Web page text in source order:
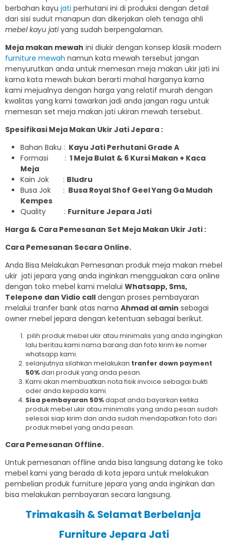
berbahan kayu jati perhutani ini di produksi dengan detail
dari sisi sudut manapun dan dikerjakan oleh tenaga ahli
mebel kayu jatiyang sudah berpengalaman.
Meja makan mewah ini diukir dengan konsep klasik modern
furniture mewah namun kata mewah tersebut jangan
menyurutkan anda untuk memesan meja makan ukir jati ini
karna kata mewah bukan berarti mahal harganya karna
kami mejualnya dengan harga yang relatif murah dengan
kwalitas yang kami tawarkan jadi anda jangan ragu untuk
memesan set meja makan jati ukiran mewah tersebut.
Spesifikasi Meja Makan Ukir Jati Jepara :
Bahan Baku : Kayu Jati Perhutani Grade A
Formasi : 1 Meja Bulat & 6 Kursi Makan + Kaca
Meja
Kain Jok : Bludru
Busa Jok : Busa Royal Shof Geel Yang Ga Mudah
Kempes
Quality : Furniture Jepara Jati
Harga & Cara Pemesanan Set Meja Makan Ukir Jati :
Cara Pemesanan Secara Online.
Anda Bisa Melakukan Pemesanan produk meja makan mebel
ukir jati jepara yang anda inginkan mengguakan cara online
dengan toko mebel kami melalui Whatsapp, Sms,
Telepone dan Vidio call dengan proses pembayaran
melalui tranfer bank atas nama Ahmad al amin sebagai
owner mebel jepara dengan ketentuan sebagai berikut.
pilih produk mebel ukir atau minimalis yang anda ingingkan
lalu beritau kami nama barang dan foto kirim ke nomer
whatsapp kami.
selanjutnya silahkan melakukan tranfer down payment
50%dari produk yang anda pesan.
Kami akan membuatkan nota fisik invoice sebagai bukti
oder anda kepada kami.
Sisa pembayaran 50%dapat anda bayarkan ketika
produk mebel ukir atau minimalis yang anda pesan sudah
selesai siap kirim dan anda sudah mendapatkan foto dari
produk mebel yang anda pesan.
Cara Pemesanan Offline.
Untuk pemesanan offline anda bisa langsung datang ke toko
mebel kami yang berada di kota jepara untuk melakukan
pembelian produk furniture jepara yang anda inginkan dan
bisa melakukan pembayaran secara langsung.
Trimakasih & Selamat Berbelanja
Furniture Jepara Jati